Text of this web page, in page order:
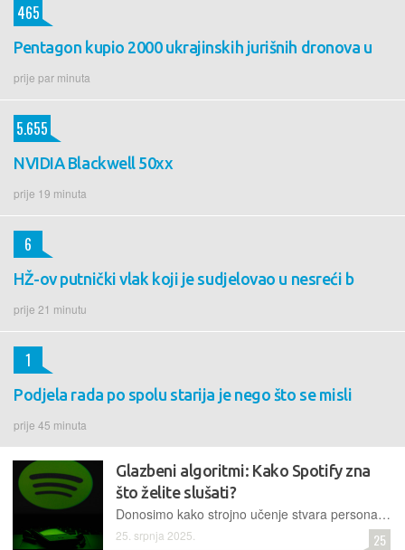
Pentagon kupio 2000 ukrajinskih jurišnih dronova u
prije par minuta
465
NVIDIA Blackwell 50xx
prije 19 minuta
5.655
HŽ-ov putnički vlak koji je sudjelovao u nesreći b
prije 21 minutu
6
Podjela rada po spolu starija je nego što se misli
prije 45 minuta
1
Glazbeni algoritmi: Kako Spotify zna
što želite slušati?
Donosimo kako strojno učenje stvara personalizirane playliste, oblikuje naš glazbeni ukus i utječe na cijelu glazbenu industriju
25. srpnja 2025. 25